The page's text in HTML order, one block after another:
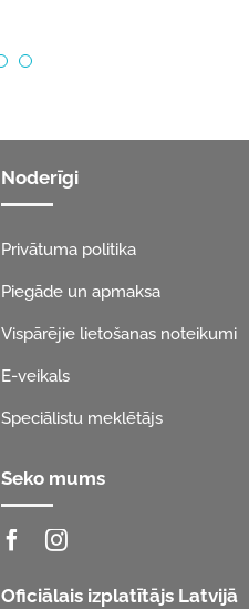
Noderīgi
Privātuma politika
Piegāde un apmaksa
Vispārējie lietošanas noteikumi
E-veikals
Speciālistu meklētājs
Seko mums
Oficiālais izplatītājs Latvijā